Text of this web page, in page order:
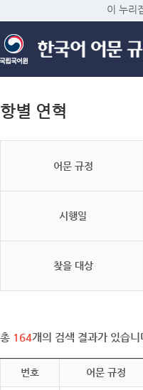
이 누리
항별 연혁
어문 규정
시행일
찾을 대상
총 164개의 검색 결과가 있습니
번호 어문 규정